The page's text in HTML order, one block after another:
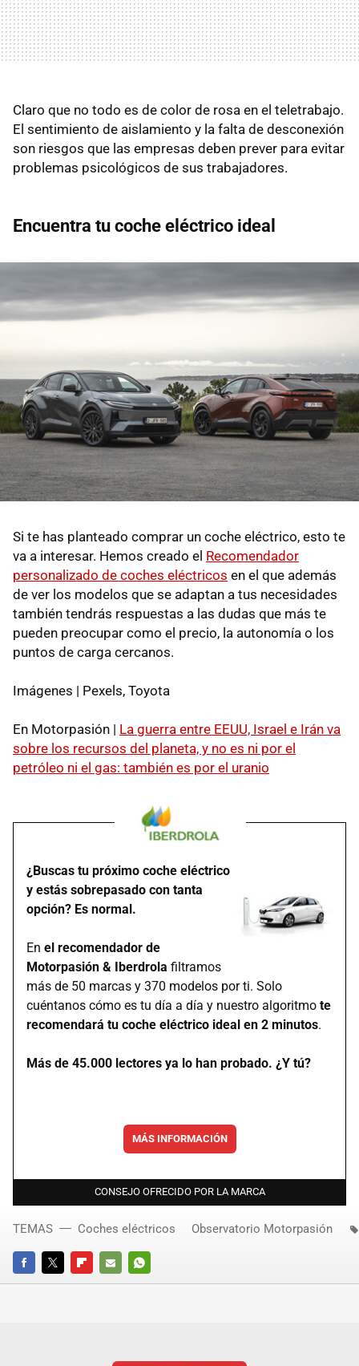
Claro que no todo es de color de rosa en el teletrabajo.
El sentimiento de aislamiento y la falta de desconexión
son riesgos que las empresas deben prever para evitar
problemas psicológicos de sus trabajadores.
Encuentra tu coche eléctrico ideal
Si te has planteado comprar un coche eléctrico, esto te
va a interesar. Hemos creado el Recomendador
personalizado de coches eléctricos en el que además
de ver los modelos que se adaptan a tus necesidades
también tendrás respuestas a las dudas que más te
pueden preocupar como el precio, la autonomía o los
puntos de carga cercanos.
Imágenes | Pexels, Toyota
En Motorpasión | La guerra entre EEUU, Israel e Irán va
sobre los recursos del planeta, y no es ni por el
petróleo ni el gas: también es por el uranio
¿Buscas tu próximo coche eléctrico
y estás sobrepasado con tanta
opción? Es normal.
En el recomendador de
Motorpasión & Iberdrola filtramos
más de 50 marcas y 370 modelos por ti. Solo
cuéntanos cómo es tu día a día y nuestro algoritmo te
recomendará tu coche eléctrico ideal en 2 minutos.
Más de 45.000 lectores ya lo han probado. ¿Y tú?
MÁS INFORMACIÓN
CONSEJO OFRECIDO POR LA MARCA
FACEBOOKTWITTERFLIPBOARD
E-
WHATSAPP
TEMAS Coches eléctricos Observatorio Motorpasión